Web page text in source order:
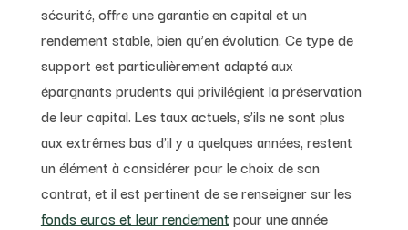
sécurité, offre une garantie en capital et un
rendement stable, bien qu’en évolution. Ce type de
support est particulièrement adapté aux
épargnants prudents qui privilégient la préservation
de leur capital. Les taux actuels, s’ils ne sont plus
aux extrêmes bas d’il y a quelques années, restent
un élément à considérer pour le choix de son
contrat, et il est pertinent de se renseigner sur les
fonds euros et leur rendement pour une année